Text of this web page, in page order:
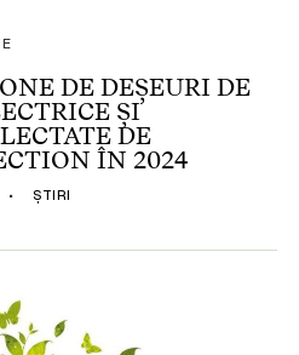
DE DEȘEURI DE
ȘI
DE
ÎN 2024
• ȘTIRI